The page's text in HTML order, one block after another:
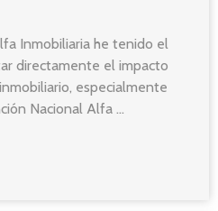
Inmobiliaria he tenido el
directamente el impacto
especialmente
Nacional Alfa ...